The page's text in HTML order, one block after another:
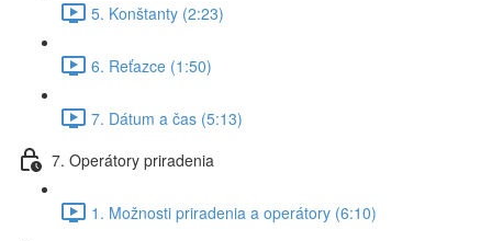
5. Konštanty (2:23)
6. Reťazce (1:50)
7. Dátum a čas (5:13)
7. Operátory priradenia
1. Možnosti priradenia a operátory (6:10)